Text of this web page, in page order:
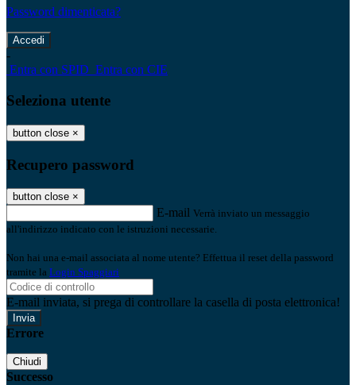
Password dimenticata?
-
Entra con SPID Entra con CIE
Seleziona utente
button close ×
Recupero password
button close ×
E-mail Verrà inviato un messaggio
all'indirizzo indicato con le istruzioni necessarie.
Non hai una e-mail associata al nome utente? Effettua il reset della password
tramite la Login Spaggiari
E-mail inviata, si prega di controllare la casella di posta elettronica!
Errore
Chiudi
Successo